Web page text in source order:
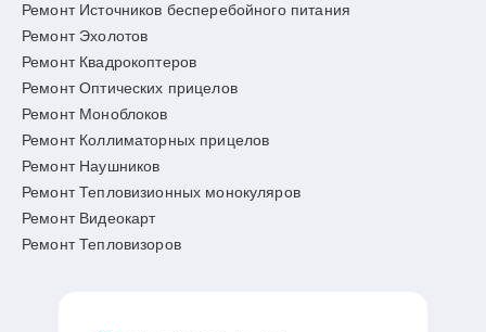
Ремонт Источников бесперебойного питания
Ремонт Эхолотов
Ремонт Квадрокоптеров
Ремонт Оптических прицелов
Ремонт Моноблоков
Ремонт Коллиматорных прицелов
Ремонт Наушников
Ремонт Тепловизионных монокуляров
Ремонт Видеокарт
Ремонт Тепловизоров